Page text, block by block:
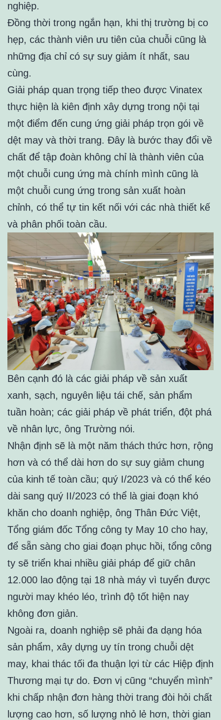
nghiệp.
Đồng thời trong ngắn hạn, khi thị trường bị co
hẹp, các thành viên ưu tiên của chuỗi cũng là
những địa chỉ có sự suy giảm ít nhất, sau
cùng.
Giải pháp quan trọng tiếp theo được Vinatex
thực hiện là kiên định xây dựng trong nội tại
một điểm đến cung ứng giải pháp trọn gói về
dệt may và thời trang. Đây là bước thay đổi về
chất để tập đoàn không chỉ là thành viên của
một chuỗi cung ứng mà chính mình cũng là
một chuỗi cung ứng trong sản xuất hoàn
chỉnh, có thể tự tin kết nối với các nhà thiết kế
và phân phối toàn cầu.
Bên cạnh đó là các giải pháp về sản xuất
xanh, sạch, nguyên liệu tái chế, sản phẩm
tuần hoàn; các giải pháp về phát triển, đột phá
về nhân lực, ông Trường nói.
Nhận định sẽ là một năm thách thức hơn, rộng
hơn và có thể dài hơn do sự suy giảm chung
của kinh tế toàn cầu; quý I/2023 và có thể kéo
dài sang quý II/2023 có thể là giai đoạn khó
khăn cho doanh nghiệp, ông Thân Đức Việt,
Tổng giám đốc Tổng công ty May 10 cho hay,
để sẵn sàng cho giai đoạn phục hồi, tổng công
ty sẽ triển khai nhiều giải pháp để giữ chân
12.000 lao động tại 18 nhà máy vì tuyển được
người may khéo léo, trình độ tốt hiện nay
không đơn giản.
Ngoài ra, doanh nghiệp sẽ phải đa dạng hóa
sản phẩm, xây dựng uy tín trong chuỗi dệt
may, khai thác tối đa thuận lợi từ các Hiệp định
Thương mại tự do. Đơn vị cũng “chuyển mình”
khi chấp nhận đơn hàng thời trang đòi hỏi chất
lượng cao hơn, số lượng nhỏ lẻ hơn, thời gian